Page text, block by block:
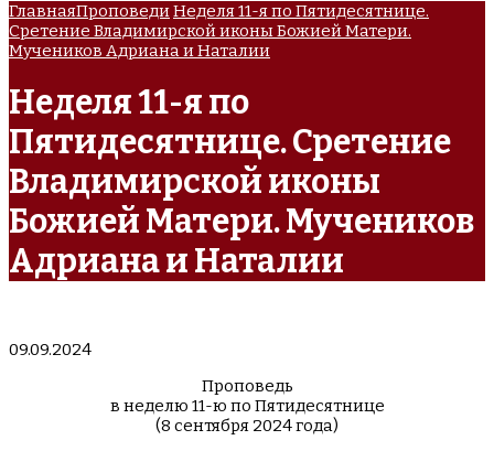
ГлавнаяПроповедиНеделя 11-я по Пятидесятнице.
Сретение Владимирской иконы Божией Матери.
Мучеников Адриана и Наталии
Неделя 11-я по
Пятидесятнице. Сретение
Владимирской иконы
Божией Матери. Мучеников
Адриана и Наталии
09.09.2024
Проповедь
в неделю 11-ю по Пятидесятнице
(8 сентября 2024 года)